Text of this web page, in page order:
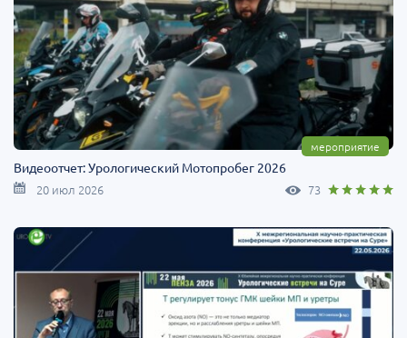
мероприятие
Видеоотчет: Урологический Мотопробег 2026
20 июл 2026 73